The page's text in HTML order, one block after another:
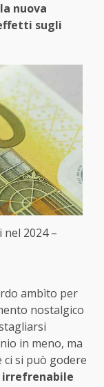
nuova
sugli
2024 –
ambìto per
nostalgico
in meno, ma
ci si può godere
irrefrenabile